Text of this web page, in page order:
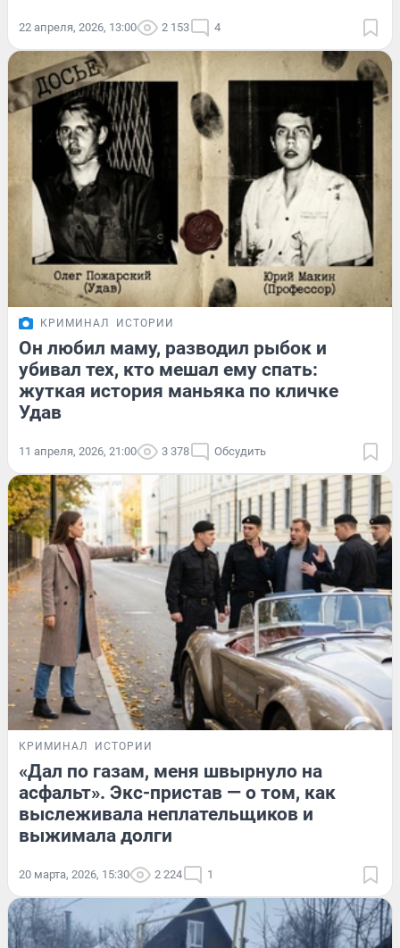
22 апреля, 2026, 13:00 2 153 4
КРИМИНАЛ ИСТОРИИ
Он любил маму, разводил рыбок и
убивал тех, кто мешал ему спать:
жуткая история маньяка по кличке
Удав
11 апреля, 2026, 21:00 3 378 Обсудить
КРИМИНАЛ ИСТОРИИ
«Дал по газам, меня швырнуло на
асфальт». Экс-пристав — о том, как
выслеживала неплательщиков и
выжимала долги
20 марта, 2026, 15:30 2 224 1